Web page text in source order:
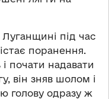
Луганщині під час
поранення.
почати надавати
він зняв шолом і
голову одразу ж